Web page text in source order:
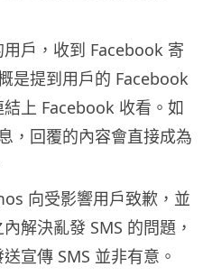
戶，收到 Facebook 寄
是提到用戶的 Facebook
上 Facebook 收看。如
，回覆的內容會直接成為
向受影響用戶致歉，並
解決亂發 SMS 的問題，
宣傳 SMS 並非有意。